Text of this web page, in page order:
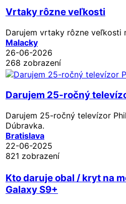
Vrtaky rôzne veľkosti
Darujem vrtaky rôzne veľkosti
Malacky
26-06-2026
268 zobrazení
Darujem 25-ročný
Darujem 25-ročný televízor
Dúbravka.
Bratislava
22-06-2025
821 zobrazení
Kto daruje obal / kryt na
Galaxy S9+